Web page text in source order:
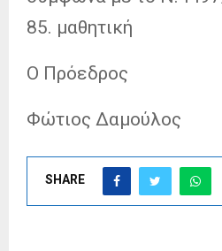
85. μαθητική
Ο Πρόεδρος
Φώτιος Δαμούλος
SHARE